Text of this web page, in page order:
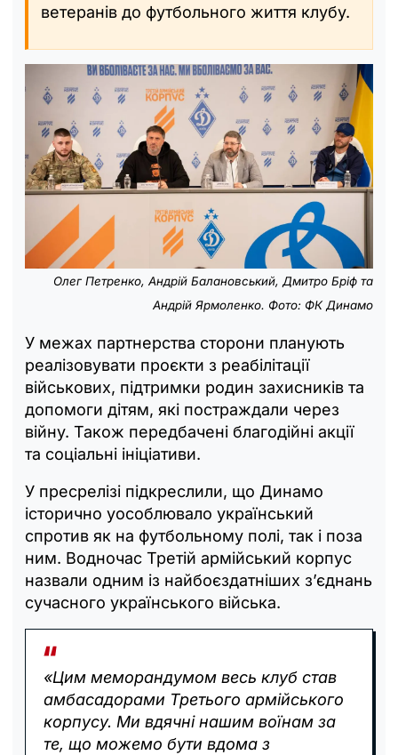
ветеранів до футбольного життя клубу.
Олег Петренко, Андрій Балановський, Дмитро Бріф та
Андрій Ярмоленко. Фото: ФК Динамо
У межах партнерства сторони планують
реалізовувати проєкти з реабілітації
військових, підтримки родин захисників та
допомоги дітям, які постраждали через
війну. Також передбачені благодійні акції
та соціальні ініціативи.
У пресрелізі підкреслили, що Динамо
історично уособлювало український
спротив як на футбольному полі, так і поза
ним. Водночас Третій армійський корпус
назвали одним із найбоєздатніших з’єднань
сучасного українського війська.
«Цим меморандумом весь клуб став
амбасадорами Третього армійського
корпусу. Ми вдячні нашим воїнам за
те, що можемо бути вдома з